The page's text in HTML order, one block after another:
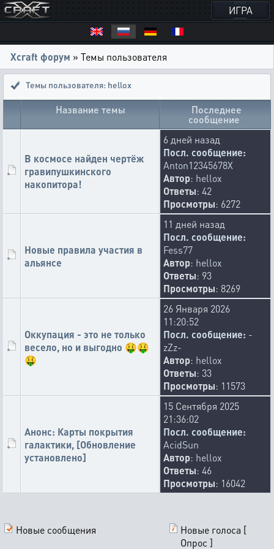
ИГРА
Xcraft форум » Темы пользователя
Темы пользователя: hellox
Название темы Последнее
сообщение
В космосе найден чертёж
гравипушкинского
накопитора!
6 дней назад
Посл. сообщение:
Anton12345678X
Автор: hellox
Ответы: 42
Просмотры: 6272
Новые правила участия в
альянсе
11 дней назад
Посл. сообщение:
Fess77
Автор: hellox
Ответы: 93
Просмотры: 8269
Оккупация - это не только
весело, но и выгодно 🤑🤑
🤑
26 Января 2026
11:20:52
Посл. сообщение: -
zZz-
Автор: hellox
Ответы: 33
Просмотры: 11573
Анонс: Карты покрытия
галактики, [Обновление
установлено]
15 Сентября 2025
21:36:02
Посл. сообщение:
AcidSun
Автор: hellox
Ответы: 46
Просмотры: 16042
Новые сообщения
Новые голоса [
Опрос ]